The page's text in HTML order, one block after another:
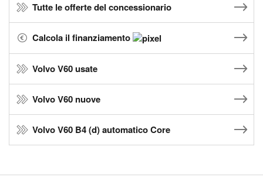
Tutte le offerte del concessionario
Calcola il finanziamento
Volvo V60 usate
Volvo V60 nuove
Volvo V60 B4 (d) automatico Core